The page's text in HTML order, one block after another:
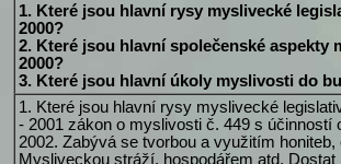
1. Které jsou hlavní rysy myslivecké
2000?
2. Které jsou hlavní společenské aspekty
2000?
3. Které jsou hlavní úkoly myslivosti do
1. Které jsou hlavní rysy myslivecké
- 2001 zákon o myslivosti č. 449 s účinností
2002. Zabývá se tvorbou a využitím
Mysliveckou stráží, hospodářem atd. Dostat